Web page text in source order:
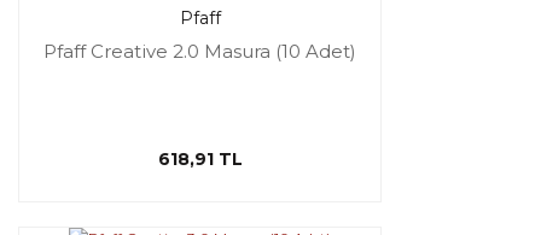
Pfaff
Pfaff Creative 2.0 Masura (10 Adet)
618,91 TL